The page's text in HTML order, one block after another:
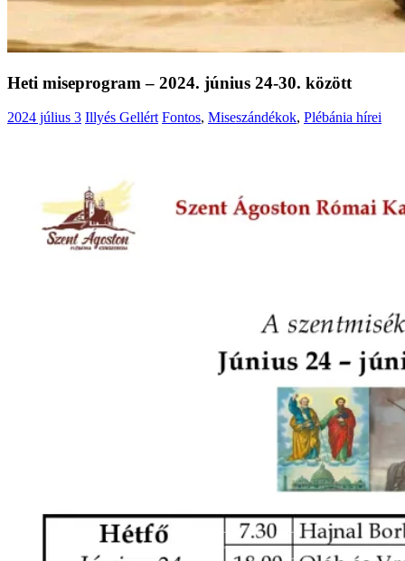
Heti miseprogram – 2024. június 24-30. között
2024 július 3 Illyés Gellért Fontos, Miseszándékok, Plébánia hírei